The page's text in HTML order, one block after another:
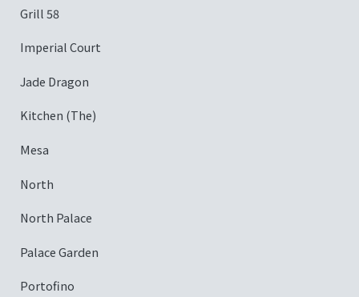
Grill 58
Imperial Court
Jade Dragon
Kitchen (The)
Mesa
North
North Palace
Palace Garden
Portofino